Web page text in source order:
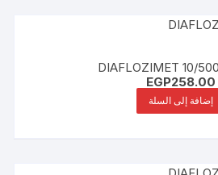
DIAFLOZIMET 10/
EGP258.00
إضافة إلى السلة